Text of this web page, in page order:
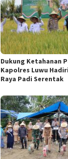
Dukung Ketahanan
Kapolres Luwu
Raya Padi Serentak